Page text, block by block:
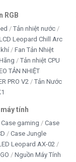
RGB
Tản nhiệt nước
Leopard Chill Arc
Fan Tản Nhiệt
Tản nhiệt CPU
TẢN NHIỆT
PRO V2
Tản Nước
tính
Case gaming
Case
Case Jungle
Leopard AX-02
Nguồn Máy Tính